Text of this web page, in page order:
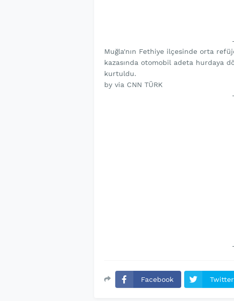
Muğla'nın Fethiye ilçesinde orta
kazasında otomobil adeta hurdaya
kurtuldu.
by via CNN TÜRK
Facebook Twitter